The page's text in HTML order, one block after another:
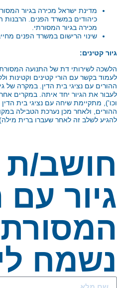
מדינת ישראל מכירה בגיור
כיהודים במשרד הפנים. הרבנות
מכירה בגיור המסורתי.
שינוי הרישום במשרד הפנים
קטינים:
לשירותי דת של התנועה
בקשר עם הורי קטינים וקטינות
עם נציגי בית הדין. במקרה של
את הגיור יחד איתה.במקרים
מתקיימת שיחה עם נציגי בית
ולאחר מכן נערכת הטבילה
לשלב זה לאחר שעברו ברית מילה).
ת
עם